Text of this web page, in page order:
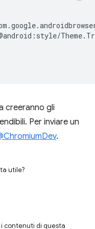
creeranno gli
Per inviare un
.
utile?
contenuti di questa